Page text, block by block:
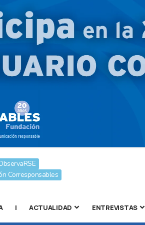
Corresponsables
| ACTUALIDAD ENTREVISTAS